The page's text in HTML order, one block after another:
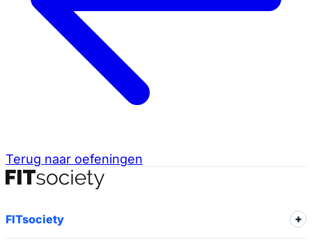
Terug naar oefeningen
FITsociety